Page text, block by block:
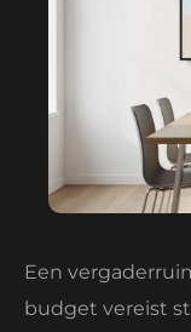
Een
budget vereist